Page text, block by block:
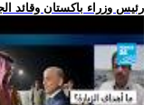
.. رئيس وزراء باكستان وقائد